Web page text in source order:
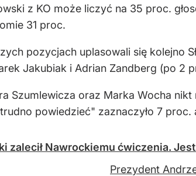
z KO może liczyć na 35 proc.
31 proc.
pozycjach uplasowali się kolejno
Jakubiak i Adrian Zandberg (po 2
Szumlewicza oraz Marka Wocha
powiedzieć" zaznaczyło 7
zalecił Nawrockiemu ćwiczenia.
Prezydent